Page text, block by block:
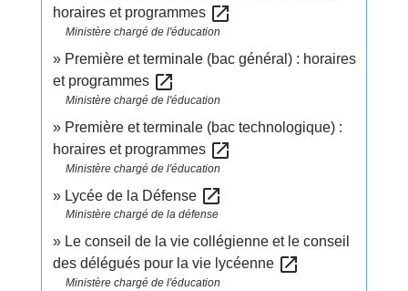
horaires et programmes open_in_new
Ministère chargé de l'éducation
Première et terminale (bac général) : horaires
et programmes open_in_new
Ministère chargé de l'éducation
Première et terminale (bac technologique) :
horaires et programmes open_in_new
Ministère chargé de l'éducation
Lycée de la Défense open_in_new
Ministère chargé de la défense
Le conseil de la vie collégienne et le conseil
des délégués pour la vie lycéenne open_in_new
Ministère chargé de l'éducation